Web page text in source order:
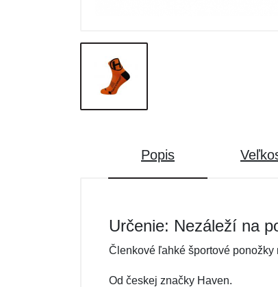
Popis
Určenie: Nezáleží na
Členkové ľahké športové
Od českej značky Haven.